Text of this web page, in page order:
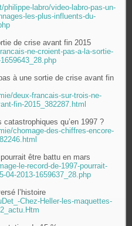
labro/video-labro-pas-un-
les-plus-influents-du-
de crise avant fin 2015
ne-croient-pas-a-la-sortie-
à une sortie de crise avant fin
deux-francais-sur-trois-ne-
fin-2015_382287.html
qu’en 1997 ?
chomage-des-chiffres-encore-
être battu en mars
le-record-de-1997-pourrait-
04-2013-1659637_28.php
l’histoire
Chez-Heller-les-maquettes-